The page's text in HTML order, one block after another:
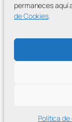
permaneces aquí
de Cookies.
Política